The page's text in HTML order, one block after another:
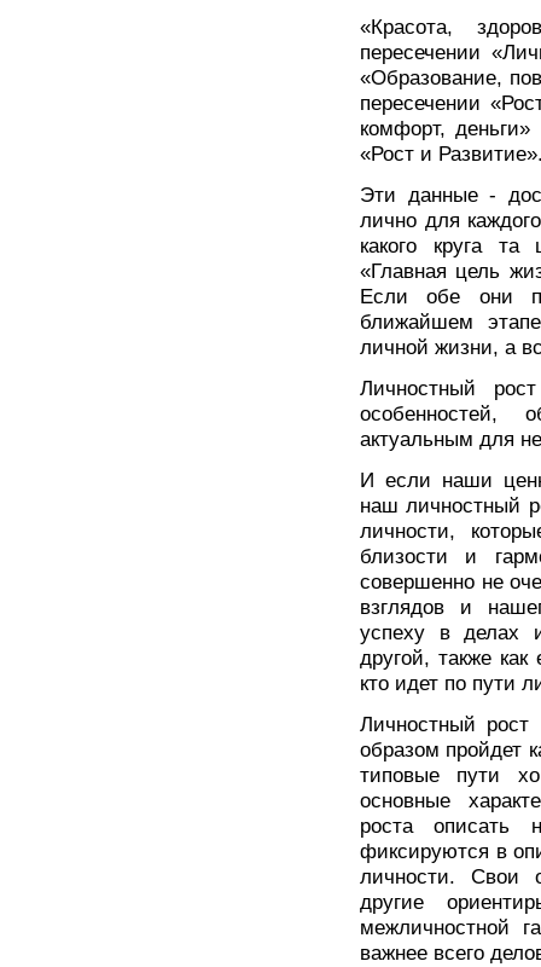
«Красота,
пересечении
«Образование,
пересечении
комфорт,
«Рост и
Эти данные -
лично для
какого круга
«Главная цель
Если обе они
ближайшем
личной жизни, а
Личностный
особенностей,
актуальным для
И если наши
наш личностный
личности,
близости и
совершенно не
взглядов и
успеху в делах
другой, также
кто идет по пути
Личностный рост
образом пройдет
типовые пути
основные
роста описать
фиксируются в
личности. Свои
другие
межличностной
важнее всего